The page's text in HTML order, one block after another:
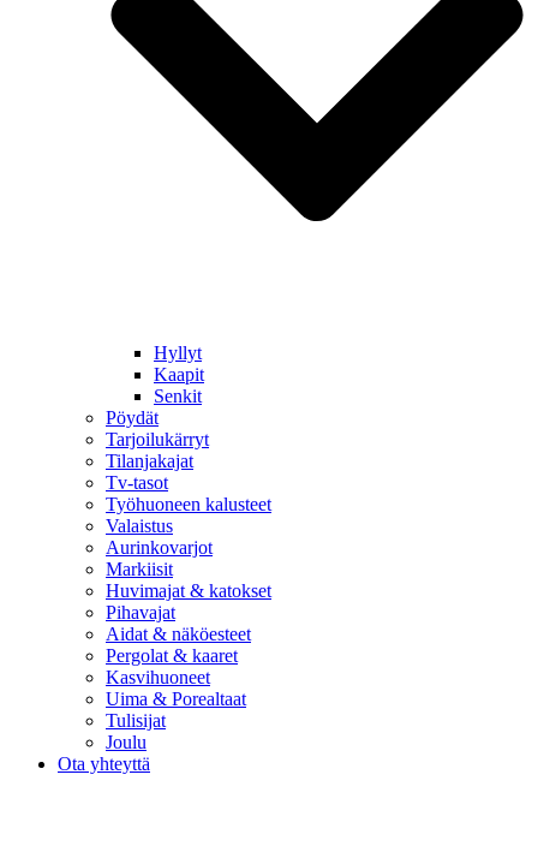
Hyllyt
Kaapit
Senkit
Pöydät
Tarjoilukärryt
Tilanjakajat
Tv-tasot
Työhuoneen kalusteet
Valaistus
Aurinkovarjot
Markiisit
Huvimajat & katokset
Pihavajat
Aidat & näköesteet
Pergolat & kaaret
Kasvihuoneet
Uima & Porealtaat
Tulisijat
Joulu
Ota yhteyttä